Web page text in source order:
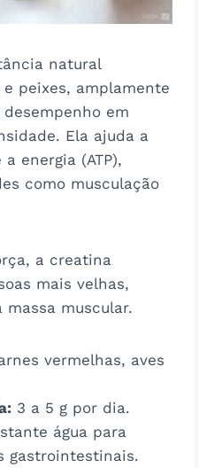
natural
peixes, amplamente
em
Ela ajuda a
energia (ATP),
como musculação
a creatina
mais velhas,
massa muscular.
vermelhas, aves
3 a 5 g por dia.
água para
gastrointestinais.